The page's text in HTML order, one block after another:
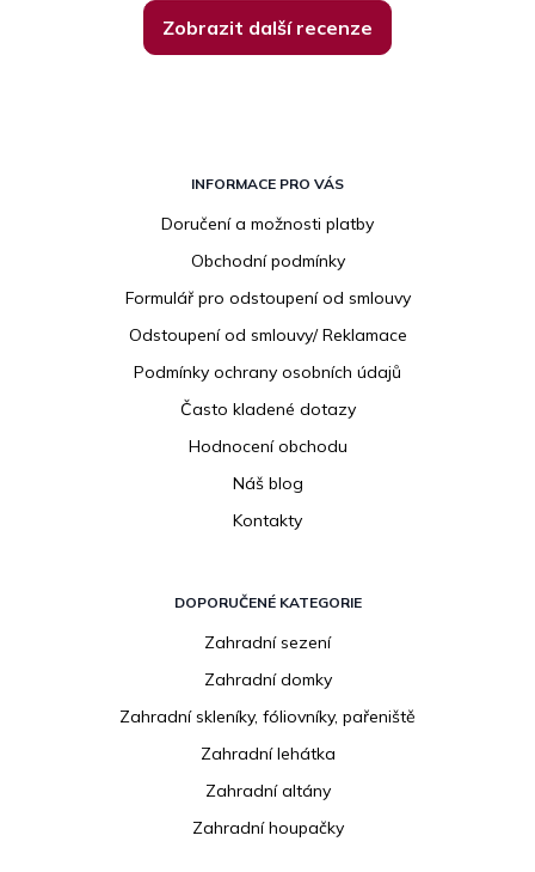
Zobrazit další recenze
INFORMACE PRO VÁS
Doručení a možnosti platby
Obchodní podmínky
Formulář pro odstoupení od smlouvy
Odstoupení od smlouvy/ Reklamace
Podmínky ochrany osobních údajů
Často kladené dotazy
Hodnocení obchodu
Náš blog
Kontakty
DOPORUČENÉ KATEGORIE
Zahradní sezení
Zahradní domky
Zahradní skleníky, fóliovníky, pařeniště
Zahradní lehátka
Zahradní altány
Zahradní houpačky